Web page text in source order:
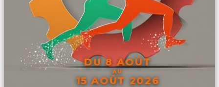
DU 8 AOÛT
AU
15 AOÛT 2026